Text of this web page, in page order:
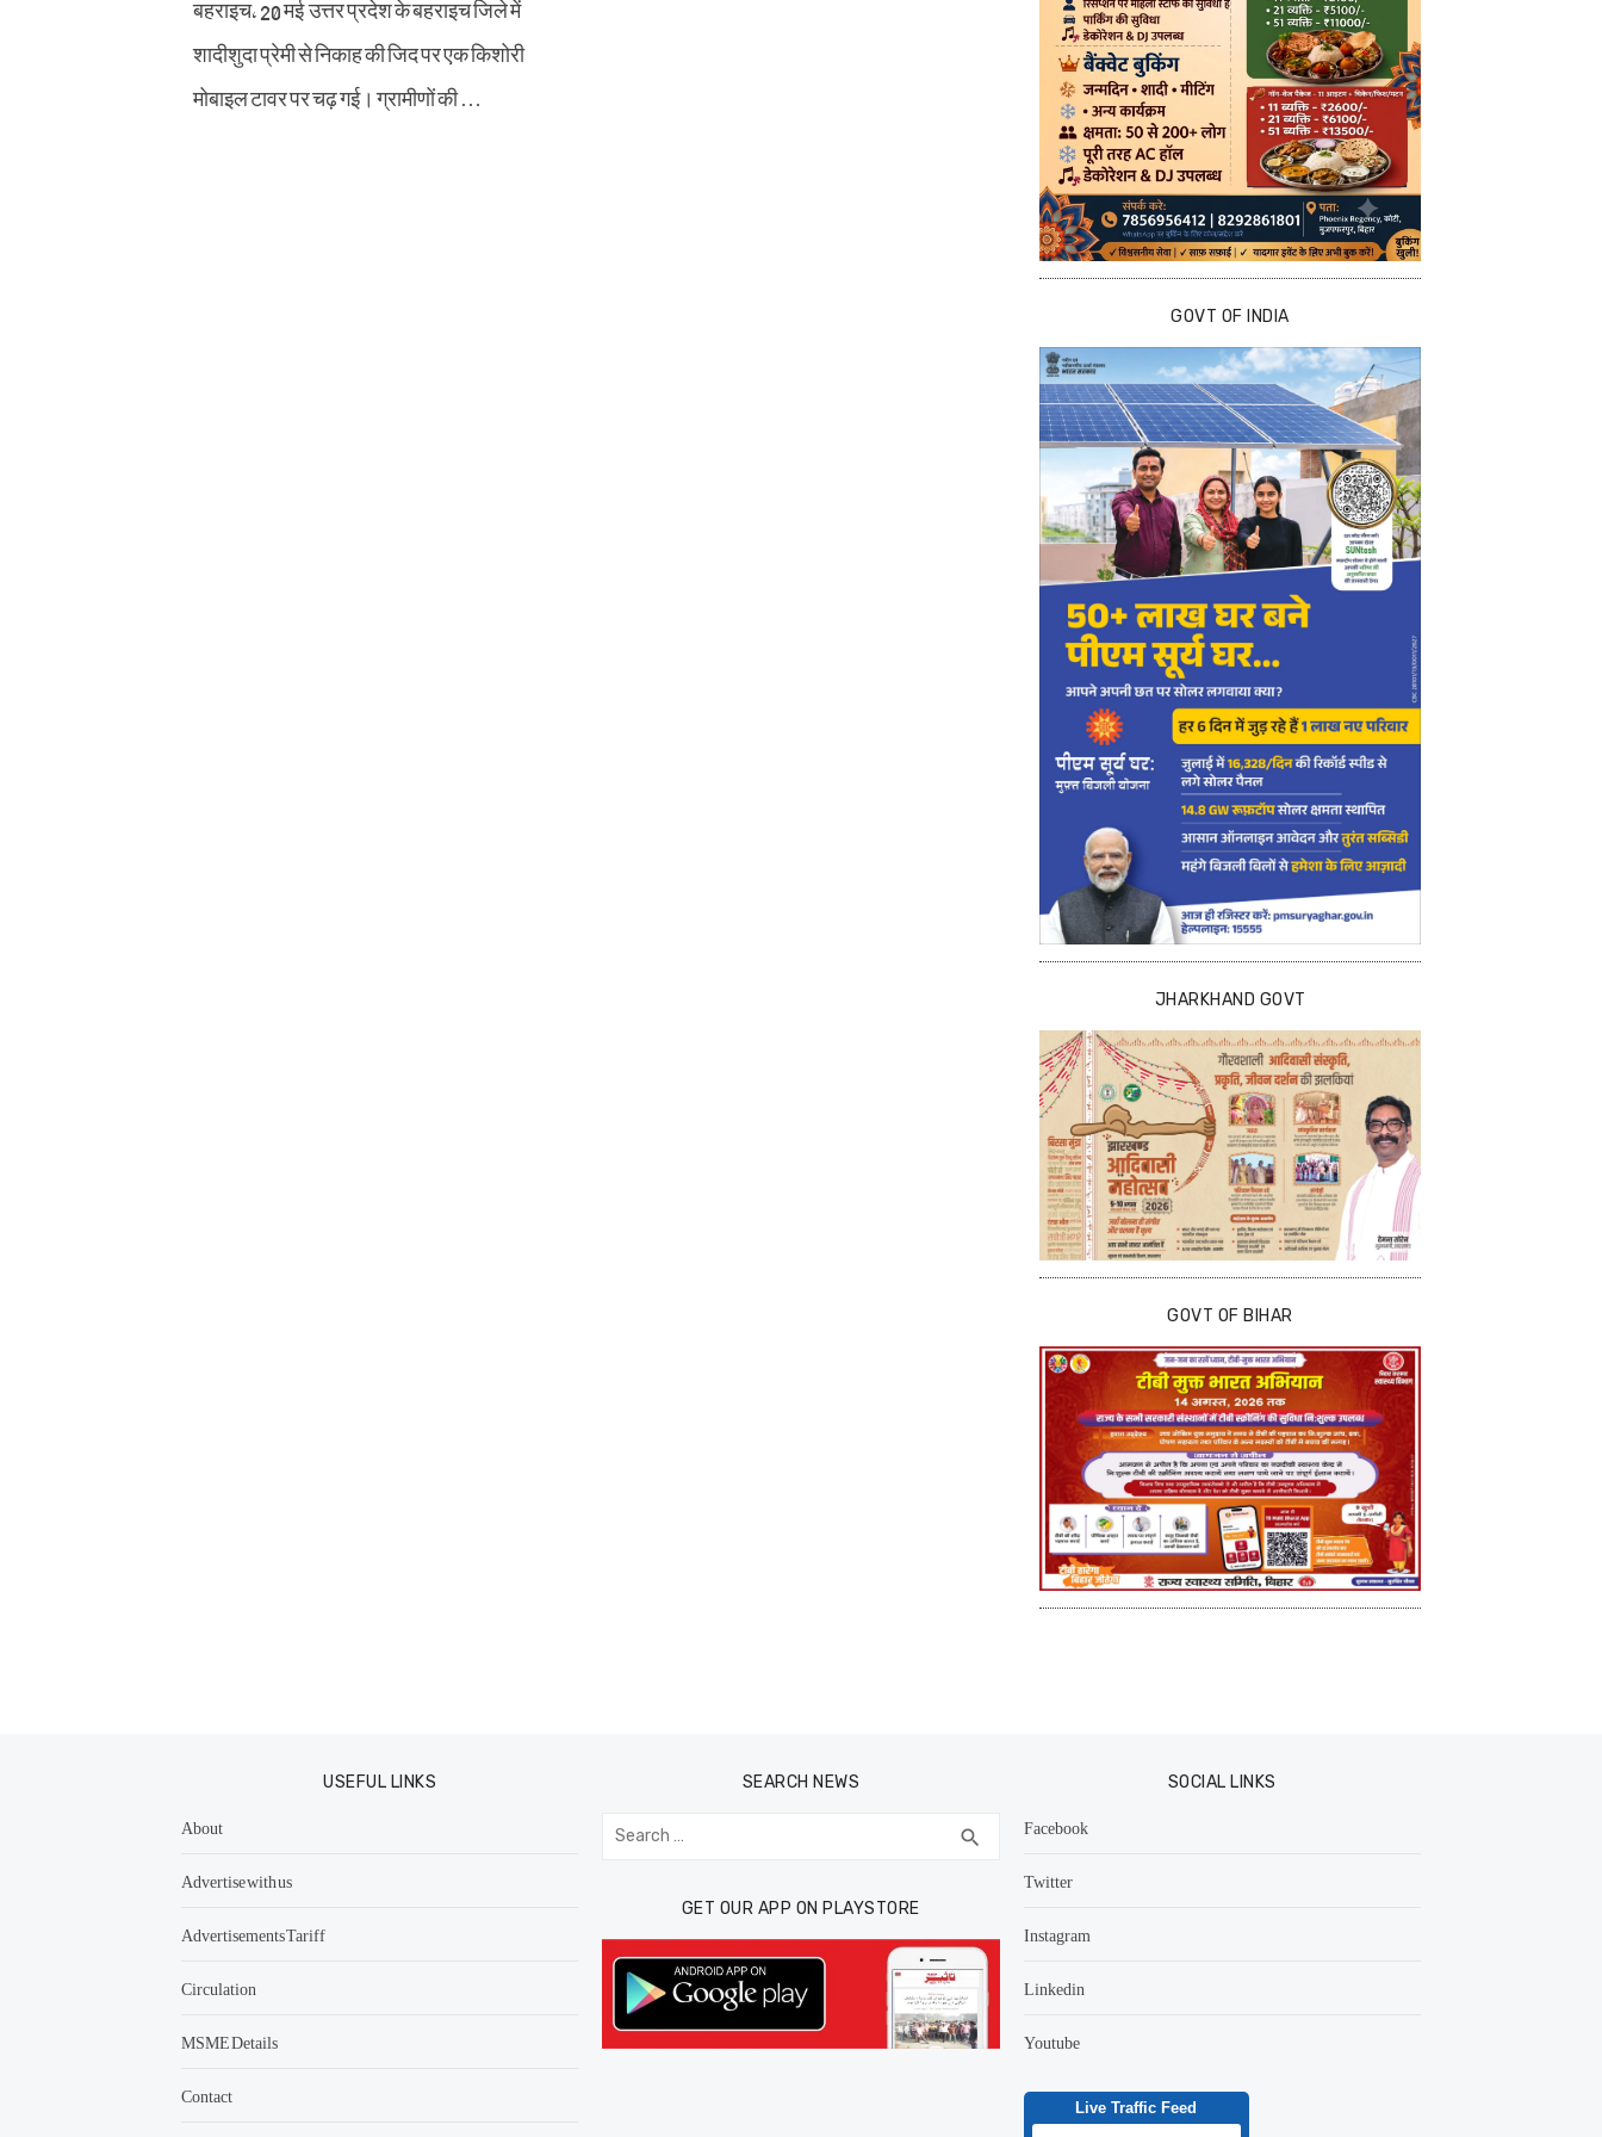
शादीशुदा प्रेमी से निकाह की जिद पर एक किशोरी
मोबाइल टावर पर चढ़ गई। ग्रामीणों की …
GOVT OF INDIA
JHARKHAND GOVT
GOVT OF BIHAR
USEFUL LINKS
About
Advertise with us
Advertisements Tariff
Circulation
MSME Details
Contact
SEARCH NEWS
Search
for: search SEARCH
GET OUR APP ON PLAYSTORE
SOCIAL LINKS
Facebook
Twitter
Instagram
Linkedin
Youtube
Live Traffic Feed